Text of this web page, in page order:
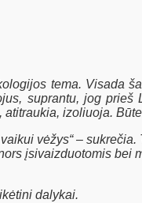
tema. Visada
suprantu, jog
atitraukia, izoliuoja.
vaikui vėžys“ –
įsivaizduotomis bei
dalykai.